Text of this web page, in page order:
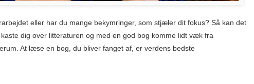
eller har du mange bekymringer, som stjæler dit fokus? Så kan det
dig over litteraturen og med en god bog komme lidt væk fra
At læse en bog, du bliver fanget af, er verdens bedste